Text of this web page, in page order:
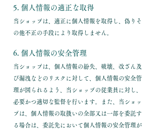
5. 個人情報の適正な取得
当ショップは、適正に個人情報を取得し、偽りそ
の他不正の手段により取得しません。
6. 個人情報の安全管理
当ショップは、個人情報の紛失、破壊、改ざん及
び漏洩などのリスクに対して、個人情報の安全管
理が図られるよう、当ショップの従業員に対し、
必要かつ適切な監督を行います。また、当ショッ
プは、個人情報の取扱いの全部又は一部を委託す
る場合は、委託先において個人情報の安全管理が